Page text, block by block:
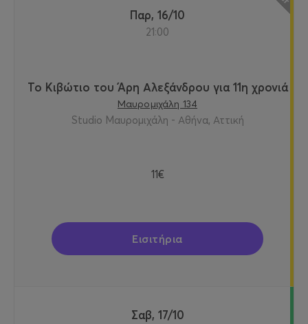
Παρ, 16/10
21:00
Το Κιβώτιο του Άρη Αλεξάνδρου για 11η χρονιά
Μαυρομιχάλη 134
Studio Μαυρομιχάλη - Αθήνα, Αττική
11€
Εισιτήρια
Σαβ, 17/10